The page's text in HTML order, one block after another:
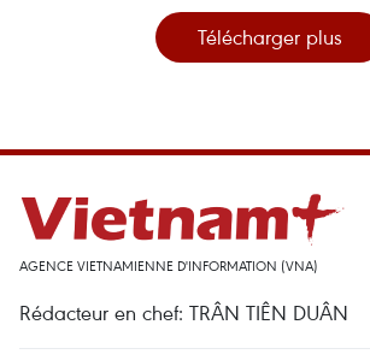
Télécharger plus
AGENCE VIETNAMIENNE D'INFORMATION (VNA)
Rédacteur en chef: TRÂN TIÊN DUÂN